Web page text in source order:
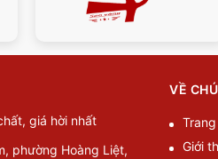
giá hời nhất
phường Hoàng Liệt,
VỀ
Giới